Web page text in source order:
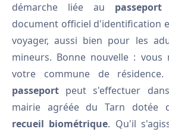
démarche liée au
document officiel d'identification
voyager, aussi bien pour les
mineurs. Bonne nouvelle : vous
votre commune de
passeport peut s'effectuer
mairie agréée du Tarn
recueil biométrique. Qu'il